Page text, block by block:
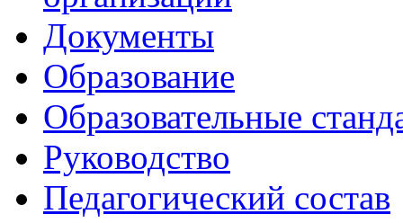
Документы
Образование
Образовательные
Руководство
Педагогический состав